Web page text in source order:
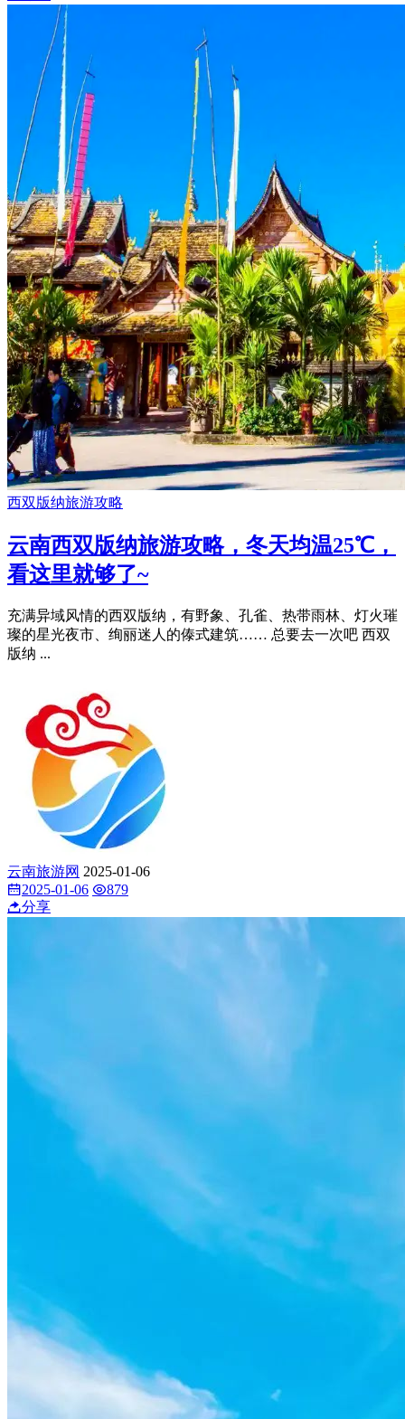
西双版纳旅游攻略
云南西双版纳旅游攻略，冬天均温25℃，
看这里就够了~
充满异域风情的西双版纳，有野象、孔雀、热带雨林、灯火璀
璨的星光夜市、绚丽迷人的傣式建筑…… 总要去一次吧 西双
版纳 ...
云南旅游网 2025-01-06
2025-01-06
879
分享